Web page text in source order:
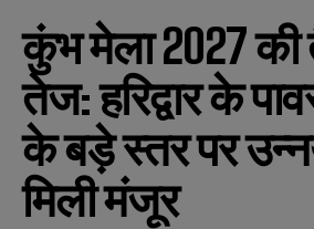
कुंभ मेला 2027 की
तेज: हरिद्वार के
के बड़े स्तर पर
मिली मंजूर